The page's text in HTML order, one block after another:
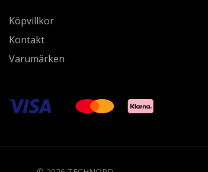
Köpvillkor
Kontakt
Varumärken